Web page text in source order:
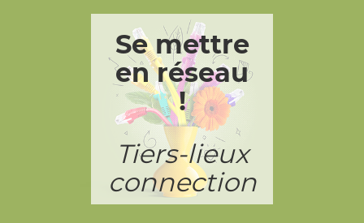
Se mettre
en réseau
!
Tiers-lieux
connection